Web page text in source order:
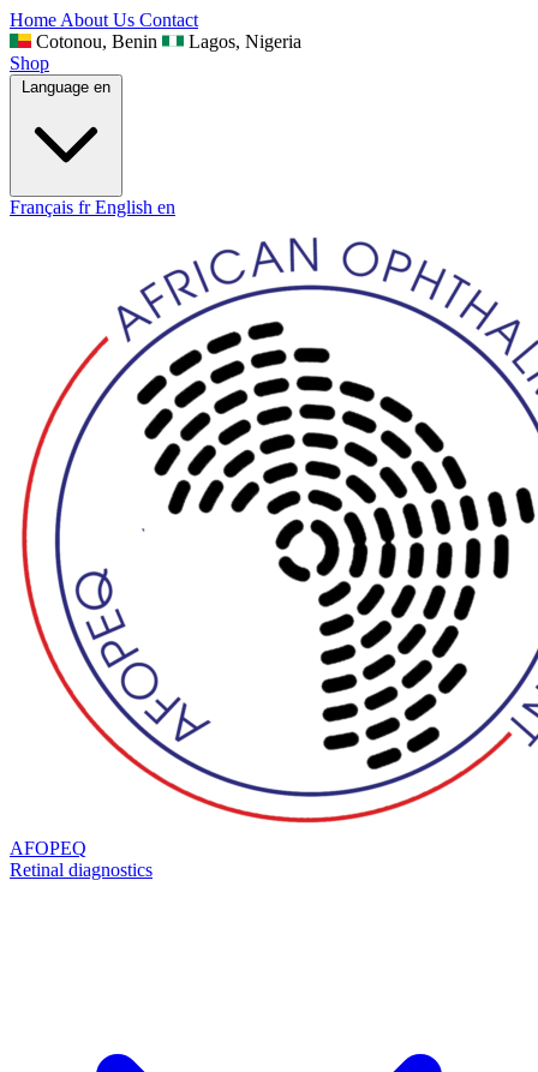
Home About Us Contact
Cotonou, Benin
Lagos, Nigeria
Shop
Language en
Français fr English en
AFOPEQ
Retinal diagnostics